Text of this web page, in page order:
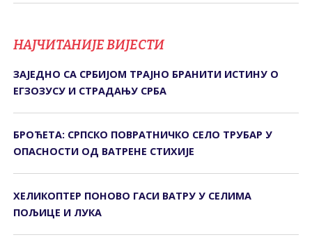
НАЈЧИТАНИЈЕ ВИЈЕСТИ
ЗАЈЕДНО СА СРБИЈОМ ТРАЈНО БРАНИТИ ИСТИНУ О
ЕГЗОЗУСУ И СТРАДАЊУ СРБА
БРОЋЕТА: СРПСКО ПОВРАТНИЧКО СЕЛО ТРУБАР У
ОПАСНОСТИ ОД ВАТРЕНЕ СТИХИЈЕ
ХЕЛИКОПТЕР ПОНОВО ГАСИ ВАТРУ У СЕЛИМА
ПОЉИЦЕ И ЛУКА